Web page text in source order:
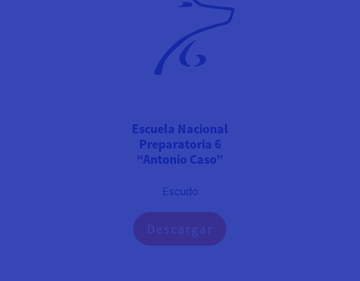
Escuela Nacional
Preparatoria 6
“Antonio Caso”
Escudo
Descargar